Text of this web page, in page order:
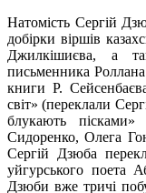
Натомість Сергій
добірки віршів
Джилкішиєва, а
письменника Роллана
книги Р.
світ» (переклали
блукають
Сидоренко, Олега
Сергій Дзюба
уйгурського поета
Дзюби вже тричі